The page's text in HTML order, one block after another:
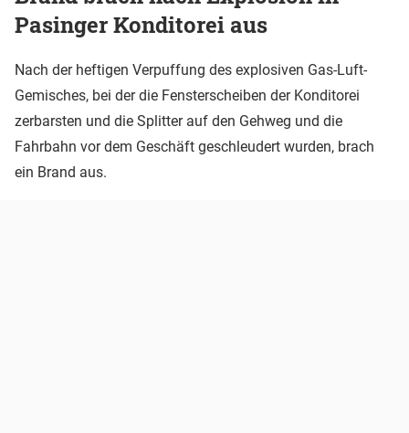
Pasinger Konditorei aus
Nach der heftigen Verpuffung des explosiven Gas-Luft-
Gemisches, bei der die Fensterscheiben der Konditorei
zerbarsten und die Splitter auf den Gehweg und die
Fahrbahn vor dem Geschäft geschleudert wurden, brach
ein Brand aus.